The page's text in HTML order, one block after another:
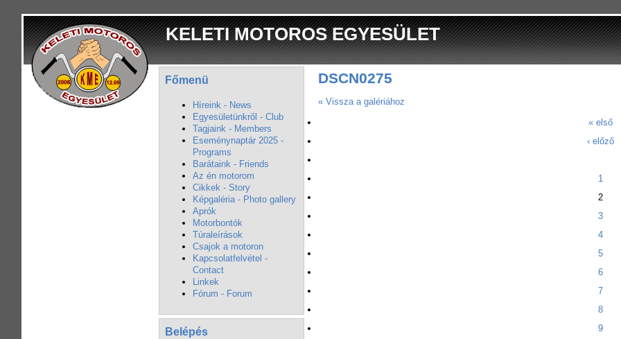
KELETI MOTOROS EGYESÜLET
Főmenü
Híreink - News
Egyesületünkről - Club
Tagjaink - Members
Eseménynaptár 2025 -
Programs
Barátaink - Friends
Az én motorom
Cikkek - Story
Képgaléria - Photo gallery
Aprók
Motorbontók
Túraleírások
Csajok a motoron
Kapcsolatfelvétel -
Contact
Linkek
Fórum - Forum
Belépés
DSCN0275
« Vissza a galériához
« első
‹ előző
1
2
3
4
5
6
7
8
9